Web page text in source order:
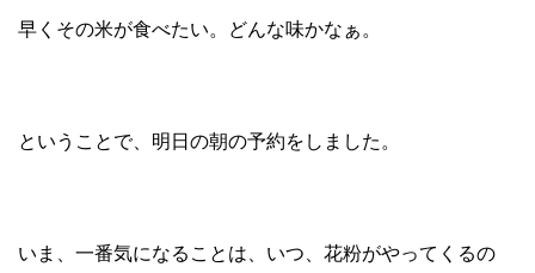
早くその米が食べたい。どんな味かなぁ。
ということで、明日の朝の予約をしました。
いま、一番気になることは、いつ、花粉がやってくるの